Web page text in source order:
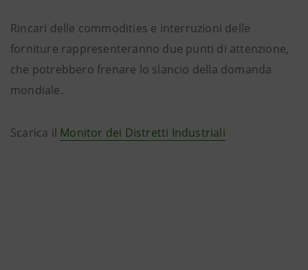
Rincari delle commodities e interruzioni delle
forniture rappresenteranno due punti di attenzione,
che potrebbero frenare lo slancio della domanda
mondiale.
Scarica il Monitor dei Distretti Industriali